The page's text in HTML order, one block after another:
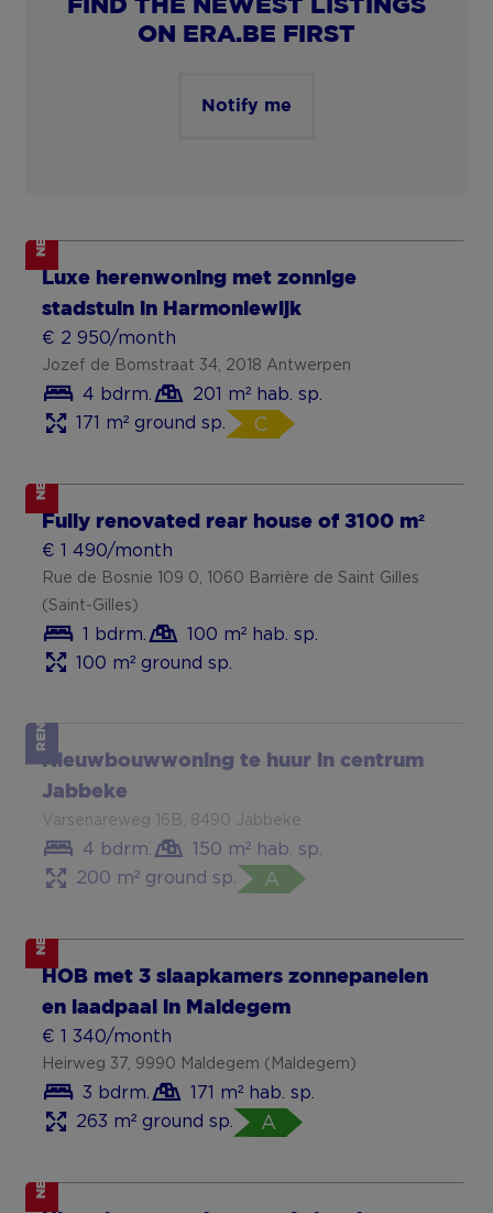
FIND THE NEWEST LISTINGS
ON ERA.BE FIRST
Notify me
NEW
Luxe herenwoning met zonnige
stadstuin in Harmoniewijk
€ 2 950/month
Jozef de Bomstraat 34, 2018 Antwerpen
4 bdrm.
201 m² hab. sp.
171 m² ground sp.
C
NEW
Fully renovated rear house of ±100 m²
€ 1 490/month
Rue de Bosnie 109 0, 1060 Barrière de Saint Gilles
(Saint-Gilles)
1 bdrm.
100 m² hab. sp.
100 m² ground sp.
RENTED
Nieuwbouwwoning te huur in centrum
Jabbeke
Varsenareweg 16B, 8490 Jabbeke
4 bdrm.
150 m² hab. sp.
200 m² ground sp.
A
NEW
HOB met 3 slaapkamers zonnepanelen
en laadpaal in Maldegem
€ 1 340/month
Heirweg 37, 9990 Maldegem (Maldegem)
3 bdrm.
171 m² hab. sp.
263 m² ground sp.
A
NEW